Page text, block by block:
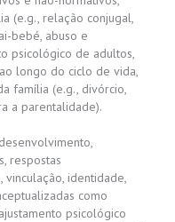
(e.g., relação conjugal,
bebé, abuso e
psicológico de adultos,
longo do ciclo de vida,
família (e.g., divórcio,
a parentalidade).
respostas
vinculação, identidade,
como
psicológico